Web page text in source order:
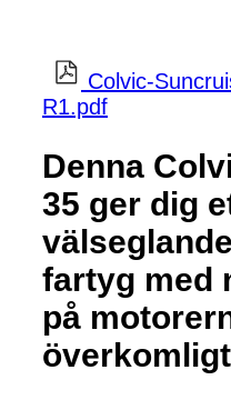
Colvic-
R1.pdf
Denna
35 ger dig
fartyg med
på